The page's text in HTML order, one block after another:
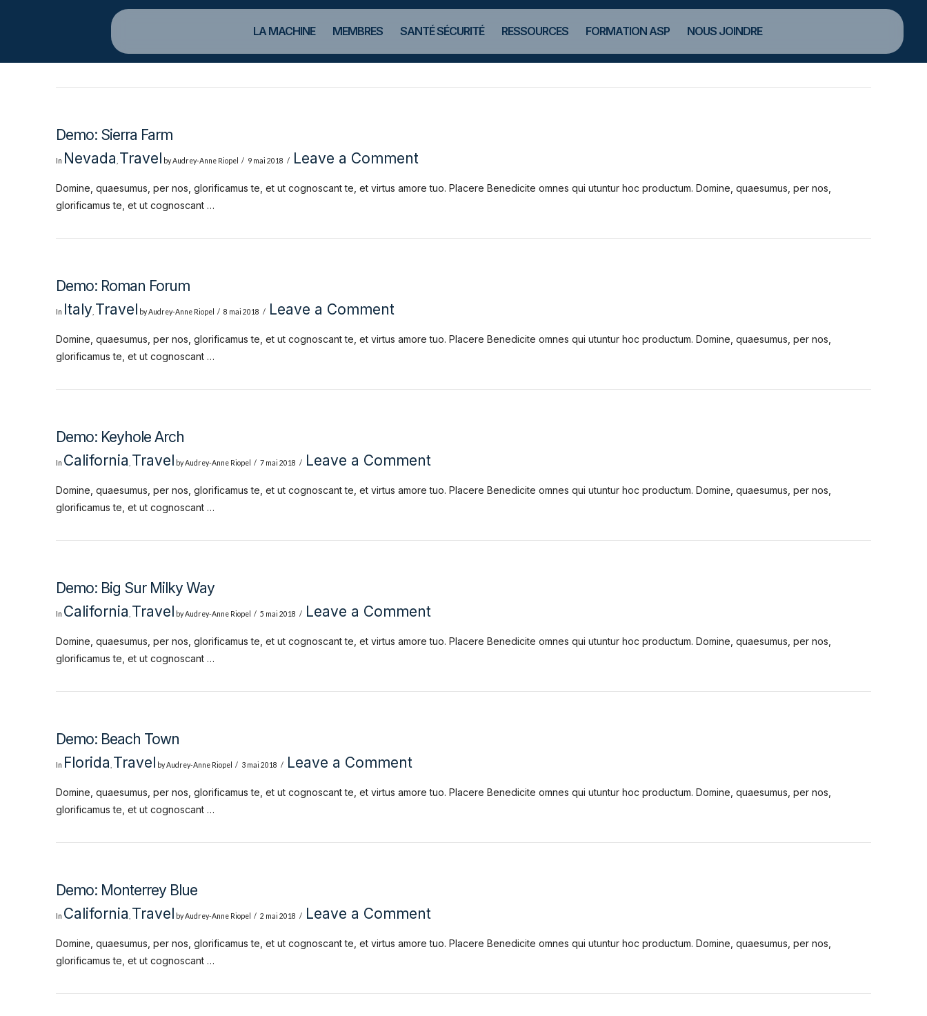
LA MACHINE MEMBRES SANTÉ SÉCURITÉ RESSOURCES FORMATION ASP NOUS JOINDRE
Demo: Sierra Farm
In Nevada Travel by Audrey-Anne Riopel 9 mai 2018 Leave a Comment
Domine, quaesumus, per nos, glorificamus te, et ut cognoscant te, et virtus amore tuo. Placere Benedicite omnes qui utuntur hoc productum. Domine, quaesumus, per nos,
glorificamus te, et ut cognoscant …
Demo: Roman Forum
In Italy Travel by Audrey-Anne Riopel 8 mai 2018 Leave a Comment
Domine, quaesumus, per nos, glorificamus te, et ut cognoscant te, et virtus amore tuo. Placere Benedicite omnes qui utuntur hoc productum. Domine, quaesumus, per nos,
glorificamus te, et ut cognoscant …
Demo: Keyhole Arch
In California Travel by Audrey-Anne Riopel 7 mai 2018 Leave a Comment
Domine, quaesumus, per nos, glorificamus te, et ut cognoscant te, et virtus amore tuo. Placere Benedicite omnes qui utuntur hoc productum. Domine, quaesumus, per nos,
glorificamus te, et ut cognoscant …
Demo: Big Sur Milky Way
In California Travel by Audrey-Anne Riopel 5 mai 2018 Leave a Comment
Domine, quaesumus, per nos, glorificamus te, et ut cognoscant te, et virtus amore tuo. Placere Benedicite omnes qui utuntur hoc productum. Domine, quaesumus, per nos,
glorificamus te, et ut cognoscant …
Demo: Beach Town
In Florida Travel by Audrey-Anne Riopel 3 mai 2018 Leave a Comment
Domine, quaesumus, per nos, glorificamus te, et ut cognoscant te, et virtus amore tuo. Placere Benedicite omnes qui utuntur hoc productum. Domine, quaesumus, per nos,
glorificamus te, et ut cognoscant …
Demo: Monterrey Blue
In California Travel by Audrey-Anne Riopel 2 mai 2018 Leave a Comment
Domine, quaesumus, per nos, glorificamus te, et ut cognoscant te, et virtus amore tuo. Placere Benedicite omnes qui utuntur hoc productum. Domine, quaesumus, per nos,
glorificamus te, et ut cognoscant …